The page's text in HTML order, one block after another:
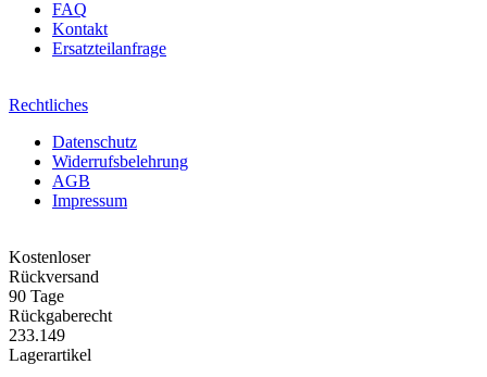
FAQ
Kontakt
Ersatzteilanfrage
Rechtliches
Datenschutz
Widerrufsbelehrung
AGB
Impressum
Kostenloser
Rückversand
90 Tage
Rückgaberecht
233.149
Lagerartikel